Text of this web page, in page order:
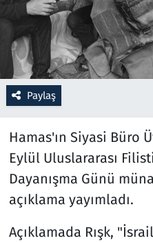
Paylaş
Hamas'ın Siyasi Büro
Eylül Uluslararası
Dayanışma Günü
açıklama yayımladı.
Açıklamada Rışk,
Rüya Tabirleri
Sağlık
Savunma Sanayi
Spor
Teknoloji ve Bilim
Televizyon